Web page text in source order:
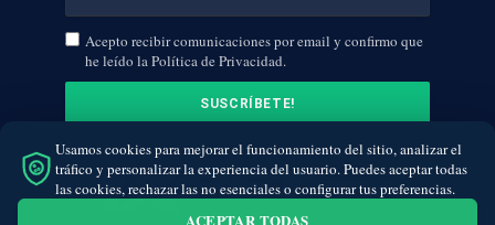
Acepto recibir comunicaciones por email y confirmo que
he leído la Política de Privacidad.
Usamos cookies para mejorar el funcionamiento del sitio, analizar el
tráfico y personalizar la experiencia del usuario. Puedes aceptar todas
las cookies, rechazar las no esenciales o configurar tus preferencias.
ACEPTAR TODAS